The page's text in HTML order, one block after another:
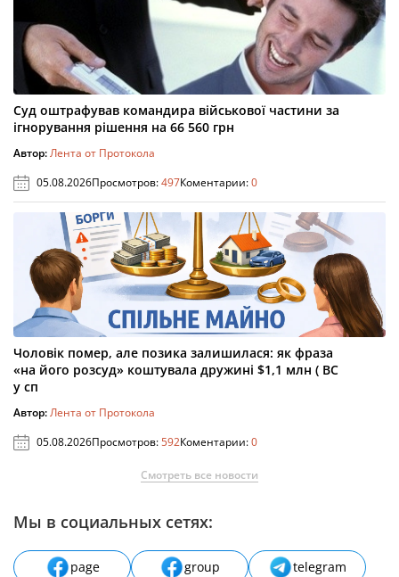
Суд оштрафував командира військової частини за
ігнорування рішення на 66 560 грн
Автор:Лента от Протокола
05.08.2026Просмотров:497Коментарии:0
Чоловік помер, але позика залишилася: як фраза
«на його розсуд» коштувала дружині $1,1 млн ( ВС
у сп
Автор:Лента от Протокола
05.08.2026Просмотров:592Коментарии:0
Смотреть все новости
Мы в социальных сетях:
page group
telegram